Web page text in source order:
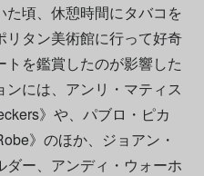
頃、休憩時間にタバコを
タン美術館に行って好奇
を鑑賞したのが影響した
には、アンリ・マティス
》や、パブロ・ピカ
》のほか、ジョアン・
ダー、アンディ・ウォーホ